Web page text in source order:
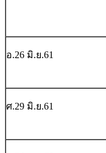
อ.26 มิ.ย.61
ศ.29 มิ.ย.61